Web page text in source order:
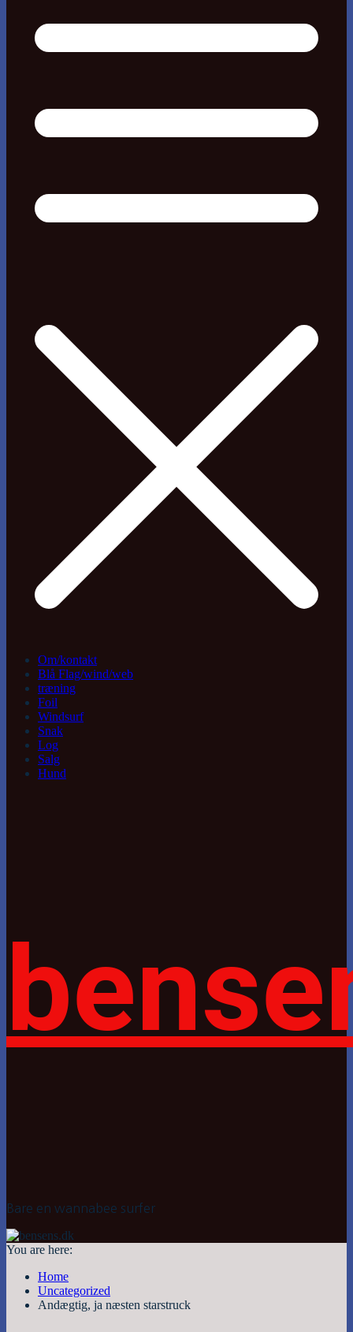
Om/kontakt
Blå Flag/wind/web
træning
Foil
Windsurf
Snak
Log
Salg
Hund
Bare en wannabee surfer
You are here:
Home
Uncategorized
Andægtig, ja næsten starstruck